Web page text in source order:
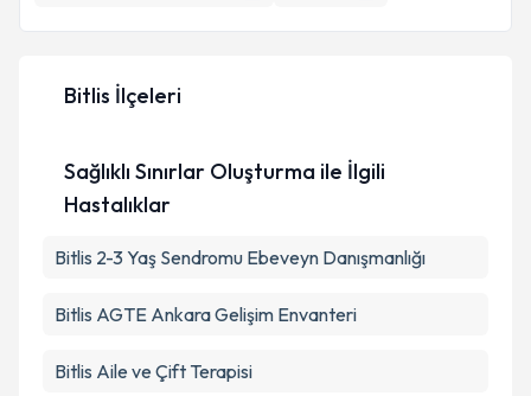
Bitlis İlçeleri
Sağlıklı Sınırlar Oluşturma ile İlgili
Hastalıklar
Bitlis 2-3 Yaş Sendromu Ebeveyn Danışmanlığı
Bitlis AGTE Ankara Gelişim Envanteri
Bitlis Aile ve Çift Terapisi